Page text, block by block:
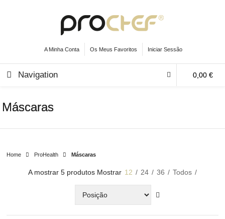
A Minha Conta Os Meus Favoritos Iniciar Sessão
Navigation 0,00 €
Máscaras
Home ProHealth Máscaras
A mostrar 5 produtos Mostrar 12 / 24 / 36 / Todos /